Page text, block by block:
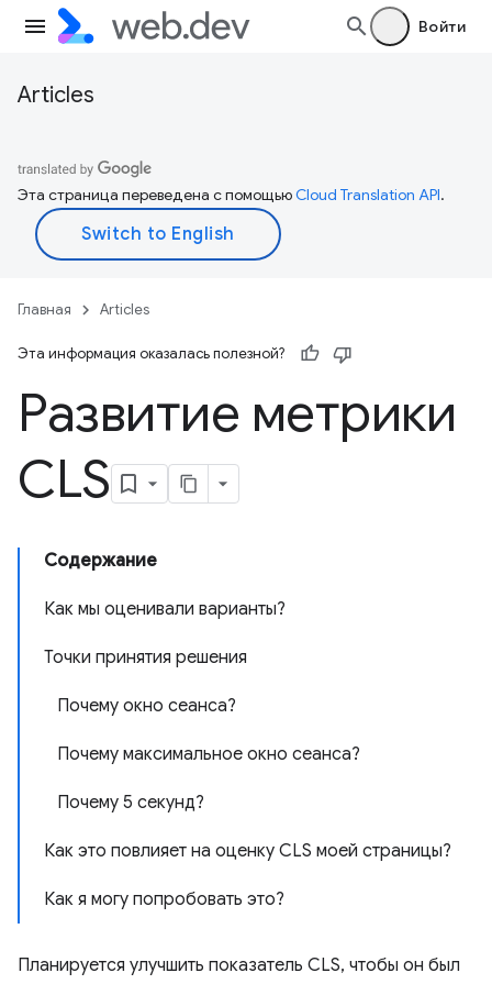
Войти
Articles
Эта страница переведена с помощьюCloud Translation API.
Главная Articles
Эта информация оказалась полезной?
Развитие метрики
CLS
Содержание
Как мы оценивали варианты?
Точки принятия решения
Почему окно сеанса?
Почему максимальное окно сеанса?
Почему 5 секунд?
Как это повлияет на оценку CLS моей страницы?
Как я могу попробовать это?
Планируется улучшить показатель CLS, чтобы он был